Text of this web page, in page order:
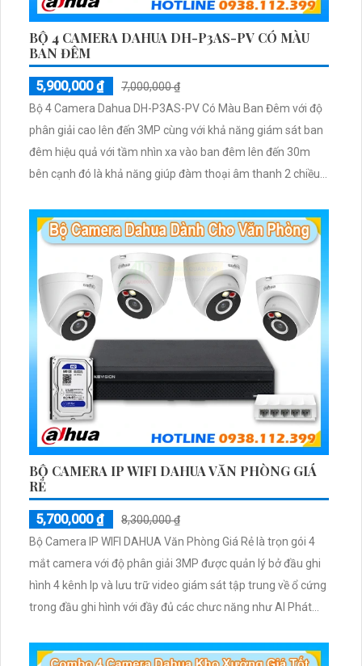
BỘ 4 CAMERA DAHUA DH-P3AS-PV CÓ MÀU
BAN ĐÊM
5,900,000 ₫
7,000,000 ₫
Bộ 4 Camera Dahua DH-P3AS-PV Có Màu Ban Đêm với độ
phân giải cao lên đến 3MP cùng với khả năng giám sát ban
đêm hiệu quả với tầm nhìn xa vào ban đêm lên đến 30m
bên cạnh đó là khả năng giúp đàm thoại âm thanh 2 chiều
BỘ CAMERA IP WIFI DAHUA VĂN PHÒNG GIÁ
RẺ
5,700,000 ₫
8,300,000 ₫
Bộ Camera IP WIFI DAHUA Văn Phòng Giá Rẻ là trọn gói 4
mắt camera với độ phân giải 3MP được quản lý bở đầu ghi
hình 4 kênh Ip và lưu trữ video giám sát tập trung về ổ cứng
trong đầu ghi hình với đầy đủ các chưc năng như AI Phát
có màu vào ban đêm